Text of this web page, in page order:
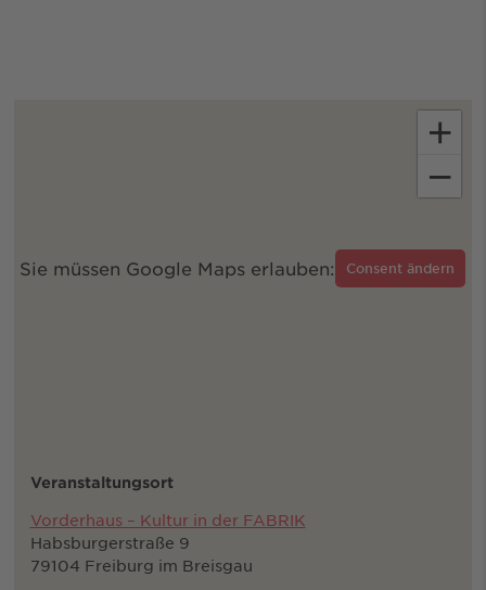
Sie müssen Google Maps erlauben: Consent ändern
+
−
Veranstaltungsort
Vorderhaus – Kultur in der FABRIK
Habsburgerstraße 9
79104 Freiburg im Breisgau